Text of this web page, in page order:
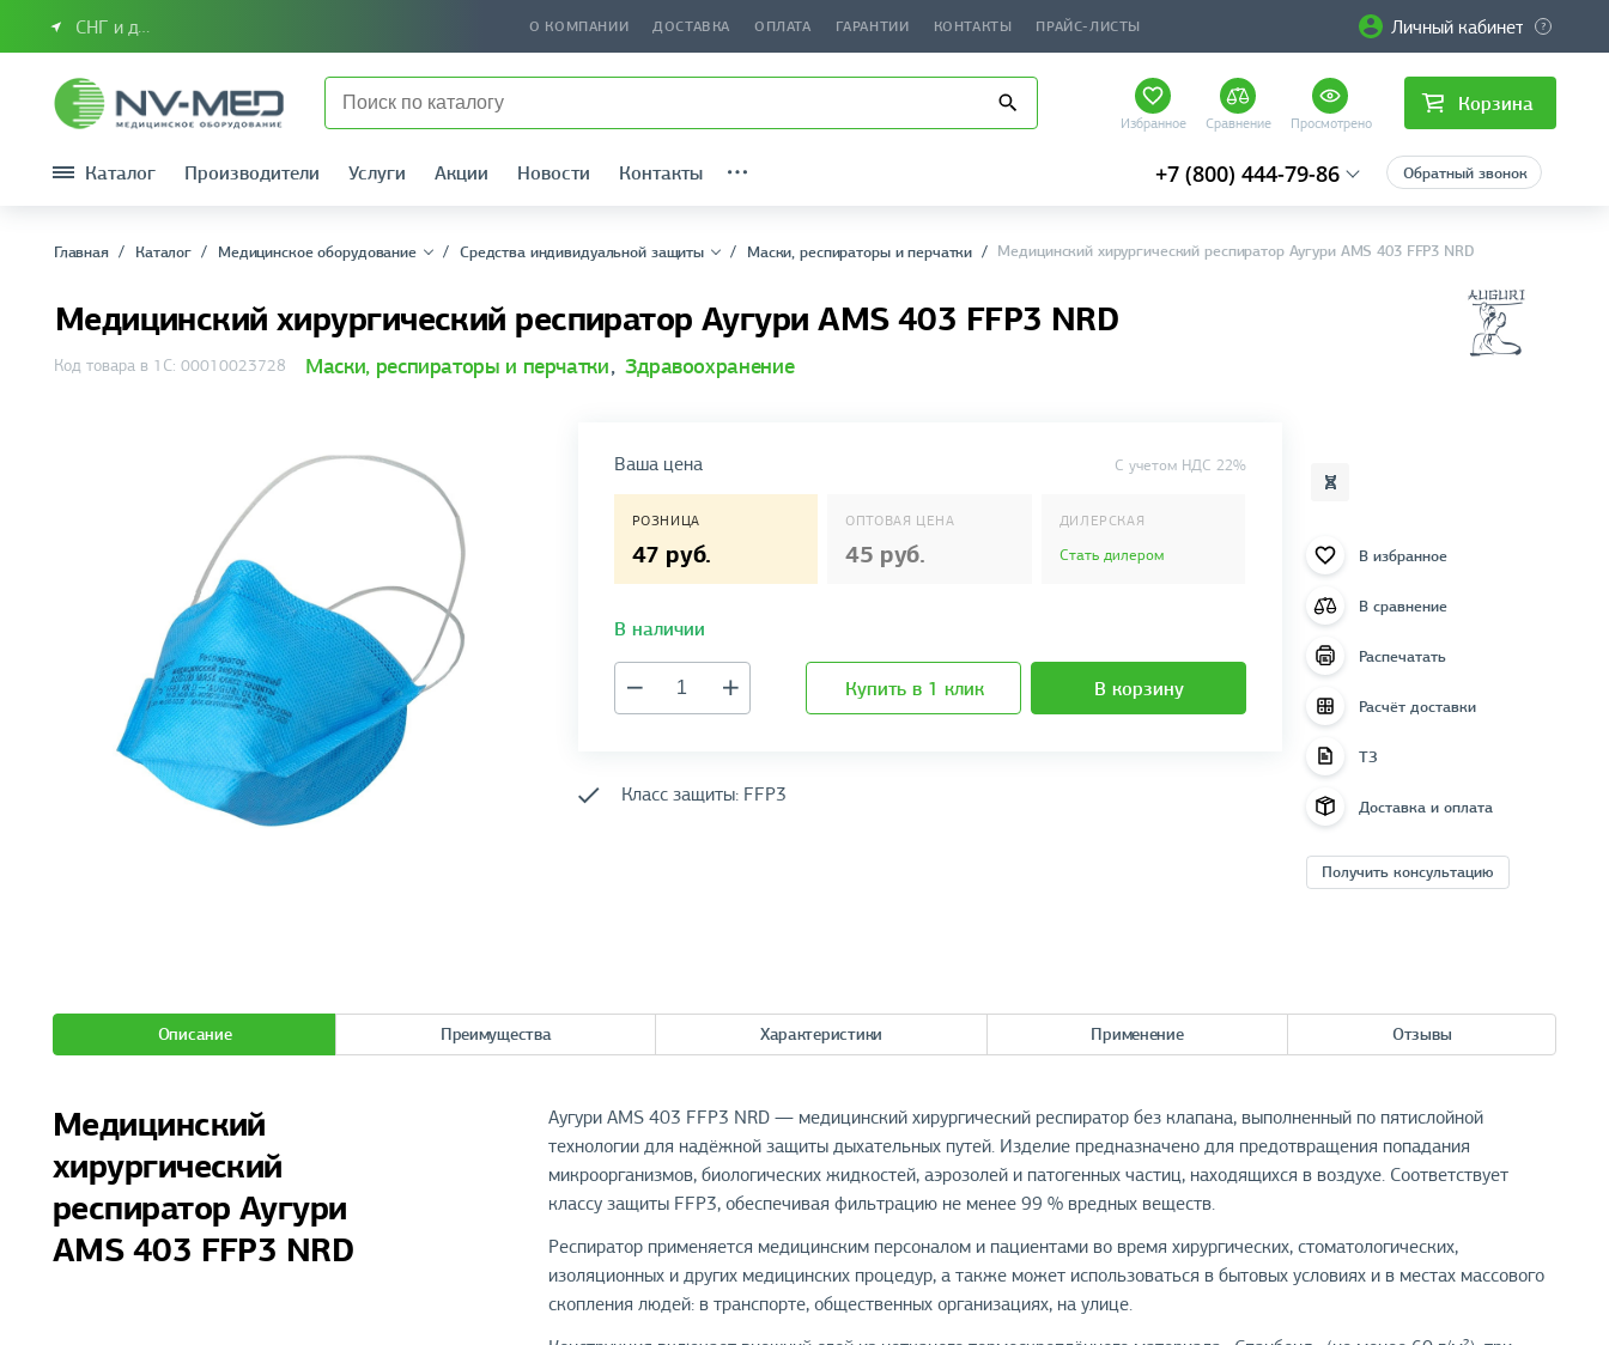
СНГ и другие страны О КОМПАНИИ ДОСТАВКА ОПЛАТА ГАРАНТИИ КОНТАКТЫ ПРАЙС-ЛИСТЫ Личный кабинет
Избранное Сравнение Просмотрено
Корзина
Каталог Производители Услуги Акции Новости Контакты +7 (800) 444-79-86 Обратный звонок
Главная Каталог Медицинское оборудование Средства индивидуальной защиты Маски, рeспираторы и перчатки Медицинский хирургический респиратор Аугури AMS 403 FFP3 NRD
Медицинский хирургический респиратор Аугури AMS 403 FFP3 NRD
Код товара в 1С: 00010023728 Маски, рeспираторы и перчатки, Здравоохранение
Ваша цена C учетом НДС 22%
РОЗНИЦА
47 руб.
ОПТОВАЯ ЦЕНА
45 руб.
ДИЛЕРСКАЯ
Стать дилером
В наличии
Купить в 1 клик В корзину
Класс защиты: FFP3
В избранное
В сравнение
Распечатать
Расчёт доставки
ТЗ
Доставка и оплата
Получить консультацию
Описание Преимущества Характеристики Применение Отзывы
Медицинский
хирургический
респиратор Аугури
AMS 403 FFP3 NRD
Аугури AMS 403 FFP3 NRD — медицинский хирургический респиратор без клапана, выполненный по пятислойной
технологии для надёжной защиты дыхательных путей. Изделие предназначено для предотвращения попадания
микроорганизмов, биологических жидкостей, аэрозолей и патогенных частиц, находящихся в воздухе. Соответствует
классу защиты FFP3, обеспечивая фильтрацию не менее 99 % вредных веществ.
Респиратор применяется медицинским персоналом и пациентами во время хирургических, стоматологических,
изоляционных и других медицинских процедур, а также может использоваться в бытовых условиях и в местах массового
скопления людей: в транспорте, общественных организациях, на улице.